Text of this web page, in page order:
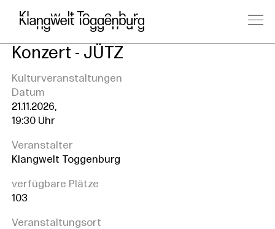
Konzert - JÜTZ
Kulturveranstaltungen
Datum
21.11.2026,
19:30 Uhr
Veranstalter
Klangwelt Toggenburg
verfügbare Plätze
103
Veranstaltungsort